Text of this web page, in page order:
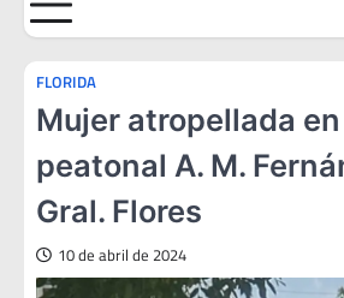
FLORIDA
Mujer atropellada
peatonal A. M.
Gral. Flores
10 de abril de 2024